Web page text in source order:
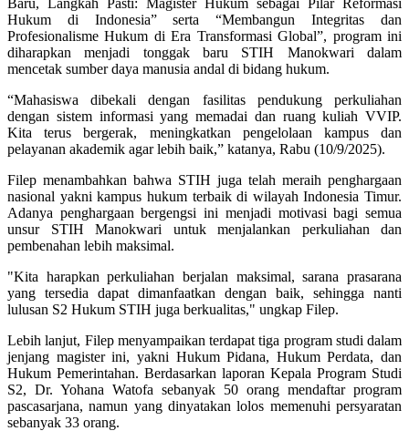
Hukum di Indonesia” serta “Membangun Integritas dan
Profesionalisme Hukum di Era Transformasi Global”, program ini
diharapkan menjadi tonggak baru STIH Manokwari dalam
mencetak sumber daya manusia andal di bidang hukum.
“Mahasiswa dibekali dengan fasilitas pendukung perkuliahan
dengan sistem informasi yang memadai dan ruang kuliah VVIP.
Kita terus bergerak, meningkatkan pengelolaan kampus dan
pelayanan akademik agar lebih baik,” katanya, Rabu (10/9/2025).
Filep menambahkan bahwa STIH juga telah meraih penghargaan
nasional yakni kampus hukum terbaik di wilayah Indonesia Timur.
Adanya penghargaan bergengsi ini menjadi motivasi bagi semua
unsur STIH Manokwari untuk menjalankan perkuliahan dan
pembenahan lebih maksimal.
"Kita harapkan perkuliahan berjalan maksimal, sarana prasarana
yang tersedia dapat dimanfaatkan dengan baik, sehingga nanti
lulusan S2 Hukum STIH juga berkualitas," ungkap Filep.
Lebih lanjut, Filep menyampaikan terdapat tiga program studi dalam
jenjang magister ini, yakni Hukum Pidana, Hukum Perdata, dan
Hukum Pemerintahan. Berdasarkan laporan Kepala Program Studi
S2, Dr. Yohana Watofa sebanyak 50 orang mendaftar program
pascasarjana, namun yang dinyatakan lolos memenuhi persyaratan
sebanyak 33 orang.